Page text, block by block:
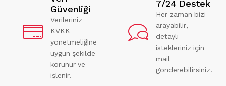
Güvenliği
Verileriniz
KVKK
yönetmeliğine
uygun şekilde
korunur ve
işlenir.
7/24 Destek
Her zaman bizi
arayabilir,
detaylı
istekleriniz için
mail
gönderebilirsiniz.